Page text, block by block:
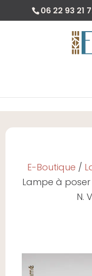
06 22 93 21
E-Boutique /
Lampe à
N.